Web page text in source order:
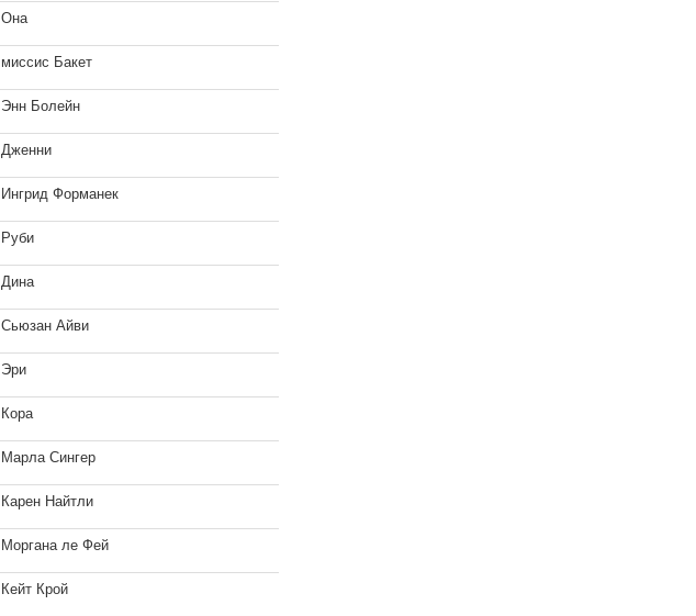
Она
миссис Бакет
Энн Болейн
Дженни
Ингрид Форманек
Руби
Дина
Сьюзан Айви
Эри
Кора
Марла Сингер
Карен Найтли
Моргана ле Фей
Кейт Крой
Невероятное путешествие
мистера Спивета
Гарри Поттер и Дары смерти:
Часть 2
1 кадр